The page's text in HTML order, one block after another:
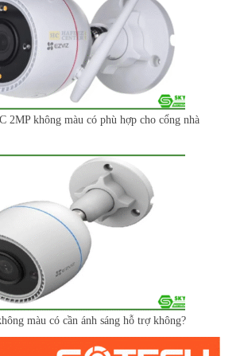
2MP không màu có phù hợp cho cổng nhà
màu có cần ánh sáng hỗ trợ không?